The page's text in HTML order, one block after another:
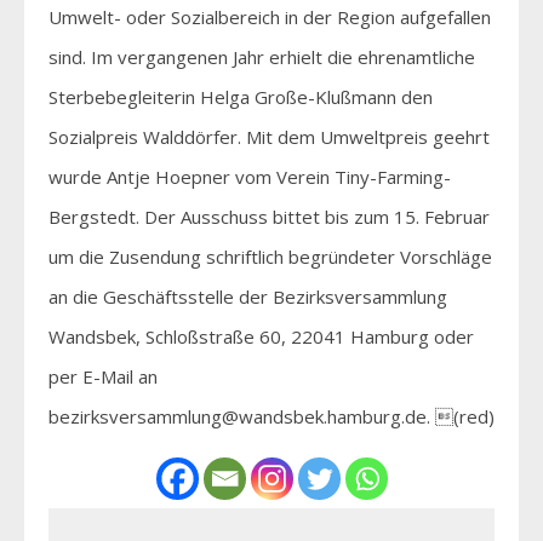
Umwelt- oder Sozialbereich in der Region aufgefallen
sind. Im vergangenen Jahr erhielt die ehrenamtliche
Sterbebegleiterin Helga Große-Klußmann den
Sozialpreis Walddörfer. Mit dem Umweltpreis geehrt
wurde Antje Hoepner vom Verein Tiny-Farming-
Bergstedt. Der Ausschuss bittet bis zum 15. Februar
um die Zusendung schriftlich begründeter Vorschläge
an die Geschäftsstelle der Bezirksversammlung
Wandsbek, Schloßstraße 60, 22041 Hamburg oder
per E-Mail an
bezirksversammlung@wandsbek.hamburg.de. (red)